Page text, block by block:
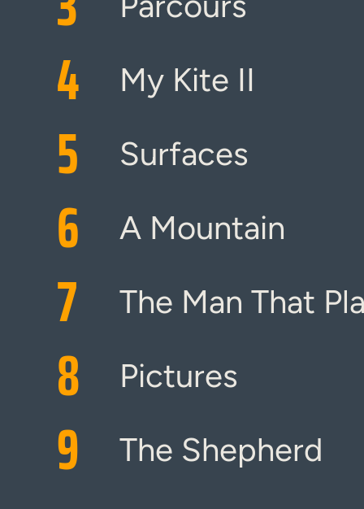
4 My Kite II
5 Surfaces
6 A Mountain
7 The Man That
8 Pictures
9 The Shepherd